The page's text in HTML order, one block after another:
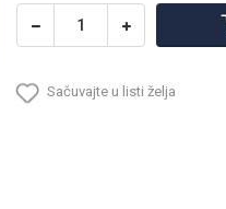
Sačuvajte u listi želja